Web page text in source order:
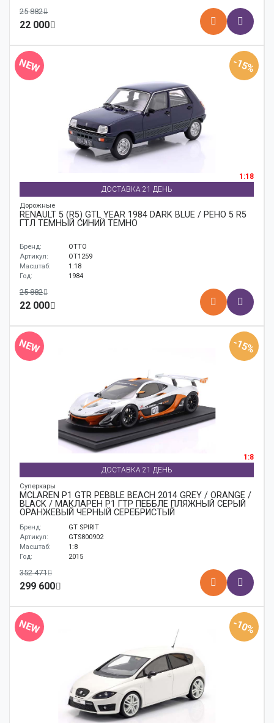
25 882
22 000
NEW -15%
1:18
ДОСТАВКА 21 ДЕНЬ
Дорожные
RENAULT 5 (R5) GTL YEAR 1984 DARK BLUE / РЕНО 5 R5
ГТЛ ТЕМНЫЙ СИНИЙ ТЕМНО
Бренд:
OTTO
Артикул:
OT1259
Масштаб:
1:18
Год:
1984
25 882
22 000
NEW -15%
1:8
ДОСТАВКА 21 ДЕНЬ
Суперкары
MCLAREN P1 GTR PEBBLE BEACH 2014 GREY / ORANGE /
BLACK / МАКЛАРЕН P1 ГТР ПЕББЛЕ ПЛЯЖНЫЙ СЕРЫЙ
ОРАНЖЕВЫЙ ЧЕРНЫЙ СЕРЕБРИСТЫЙ
Бренд:
GT SPIRIT
Артикул:
GTS800902
Масштаб:
1:8
Год:
2015
352 471
299 600
NEW -10%